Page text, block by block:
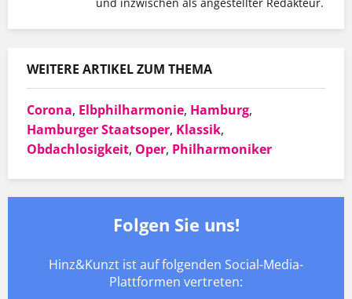
WEITERE ARTIKEL ZUM THEMA
Corona, Elbphilharmonie, Hamburg,
Hamburger Staatsoper, Klassik,
Obdachlosigkeit, Oper, Philharmoniker
Folgen Sie uns!
Hinz&Kunzt ist auf folgenden Social-Media-
Plattformen vertreten: